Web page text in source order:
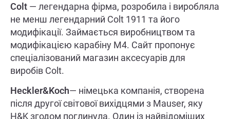
Colt — легендарна фірма, розробила і виробляла
не менш легендарний Colt 1911 та його
модифікації. Займається виробництвом та
модифікацією карабіну M4. Сайт пропонує
спеціалізований магазин аксесуарів для
виробів Colt.
Heckler&Koch— німецька компанія, створена
після другої світової вихідцями з Mauser, яку
H&K згодом поглинула. Один із найвідоміших